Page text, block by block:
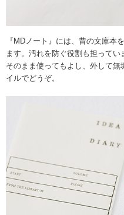
『MDノート』には、昔の文庫本
ます。汚れを防ぐ役割も担ってい
そのまま使ってもよし、外して
イルでどうぞ。